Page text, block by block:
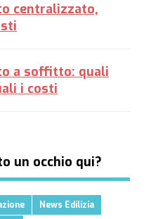
centralizzato,
a soffitto: quali
i costi
un occhio qui?
News Edilizia